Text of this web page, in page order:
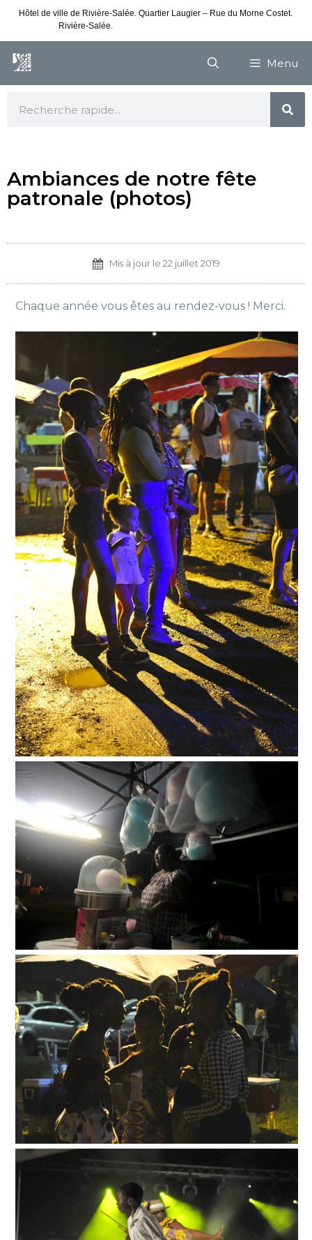
Hôtel de ville de Rivière-Salée. Quartier Laugier – Rue du Morne Costet.
Rivière-Salée.
Menu
Ambiances de notre fête
patronale (photos)
Mis à jour le 22 juillet 2019
Chaque année vous êtes au rendez-vous ! Merci.